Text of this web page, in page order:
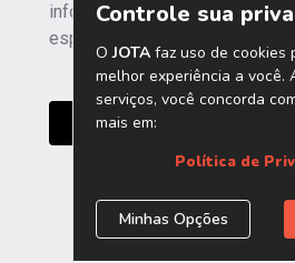
informações independentes e
especializadas.
CONHEÇA O JOTA PRO